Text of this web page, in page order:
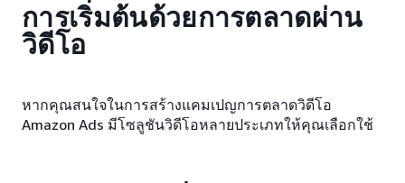
การเริ่มต้นด้วยการตลาดผ่าน
วิดีโอ
หากคุณสนใจในการสร้างแคมเปญการตลาดวิดีโอ
Amazon Ads มีโซลูชันวิดีโอหลายประเภทให้คุณเลือกใช้